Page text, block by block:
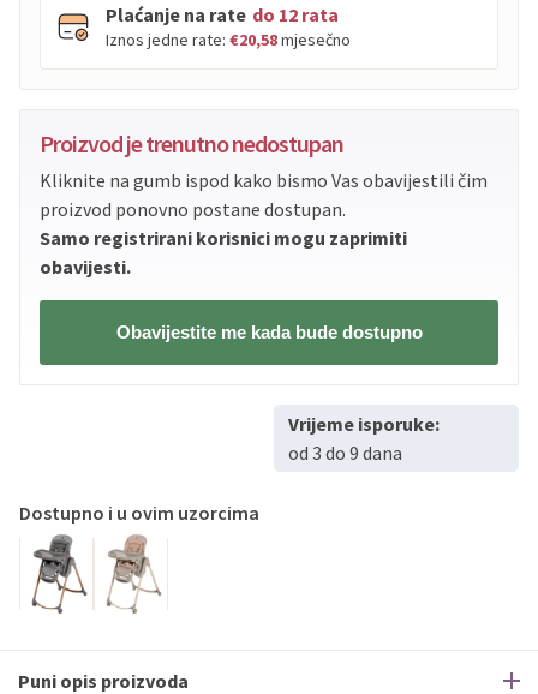
Plaćanje na rate do 12 rata
Iznos jedne rate: €20,58mjesečno
Visa Premium
Erste
Diners do12rata
Maestro do
Erste
Sve banke Visa
Jednokratno
Jednokratno
Proizvod je trenutno nedostupan
Kliknite na gumb ispod kako bismo Vas obavijestili čim
proizvod ponovno postane dostupan.
Samo registrirani korisnici mogu zaprimiti
obavijesti.
Obavijestite me kada bude dostupno
Vrijeme isporuke:
od 3 do 9 dana
Dostupno i u ovim uzorcima
Puni opis proizvoda